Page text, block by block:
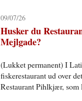
09/07/26
Husker du
Mejlgade?
(Lukket permanent) I
fiskerestaurant ud over
Restaurant Pihlkjær, som